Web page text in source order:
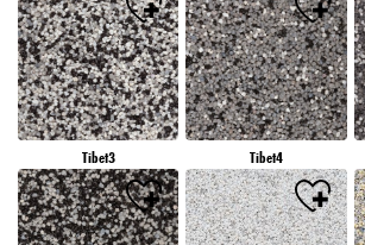
Tibet3 Tibet4